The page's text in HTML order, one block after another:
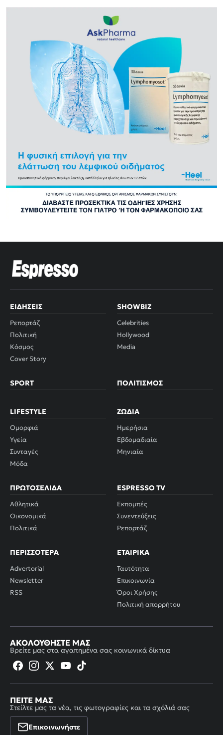
ΕΙΔΉΣΕΙΣ
Ρεπορτάζ
Πολιτική
Κόσμος
Cover Story
SHOWBIZ
Celebrities
Hollywood
Media
SPORT ΠΟΛΙΤΙΣΜΌΣ
LIFESTYLE
Ομορφιά
Υγεία
Συνταγές
Μόδα
ΖΏΔΙΑ
Ημερήσια
Εβδομαδιαία
Μηνιαία
ΠΡΩΤΟΣΈΛΙΔΑ
Αθλητικά
Οικονομικά
Πολιτικά
ESPRESSO TV
Εκπομπές
Συνεντεύξεις
Ρεπορτάζ
ΠΕΡΙΣΣΌΤΕΡΑ
Advertorial
Newsletter
RSS
ΕΤΑΙΡΙΚΆ
Ταυτότητα
Επικοινωνία
Όροι Χρήσης
Πολιτική απορρήτου
ΑΚΟΛΟΥΘΉΣΤΕ ΜΑΣ
Βρείτε μας στα αγαπημένα σας κοινωνικά δίκτυα
ΠΕΊΤΕ ΜΑΣ
Στείλτε μας τα νέα, τις φωτογραφίες και τα σχόλιά σας
Επικοινωνήστε